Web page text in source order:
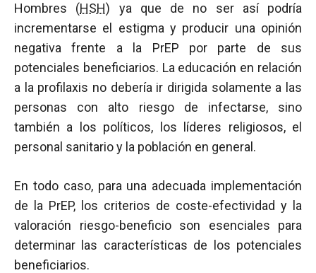
Hombres (HSH) ya que de no ser así podría
incrementarse el estigma y producir una opinión
negativa frente a la PrEP por parte de sus
potenciales beneficiarios. La educación en relación
a la profilaxis no debería ir dirigida solamente a las
personas con alto riesgo de infectarse, sino
también a los políticos, los líderes religiosos, el
personal sanitario y la población en general.
En todo caso, para una adecuada implementación
de la PrEP, los criterios de coste-efectividad y la
valoración riesgo-beneficio son esenciales para
determinar las características de los potenciales
beneficiarios.